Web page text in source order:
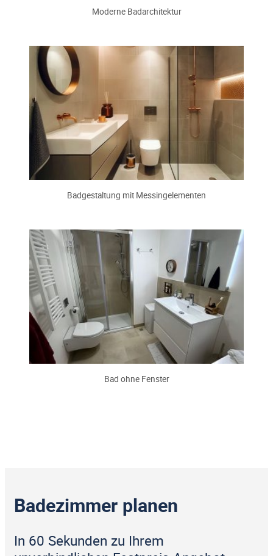
Moderne Badarchitektur
Badgestaltung mit Messingelementen
Bad ohne Fenster
Badezimmer planen
In 60 Sekunden zu Ihrem